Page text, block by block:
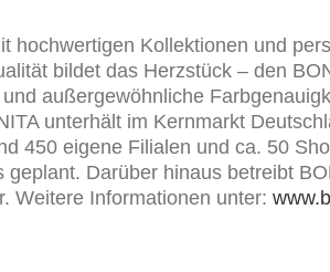
hochwertigen Kollektionen und
bildet das Herzstück – den
außergewöhnliche
unterhält im Kernmarkt
450 eigene Filialen und ca. 50
Darüber hinaus betreibt
Weitere Informationen unter: